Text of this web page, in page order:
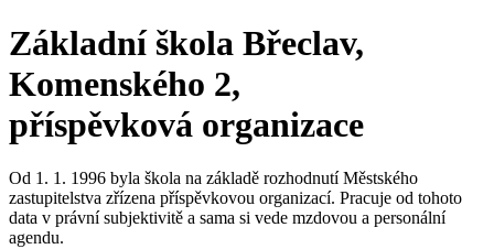
Základní škola Břeclav,
Komenského 2,
příspěvková organizace
Od 1. 1. 1996 byla škola na základě rozhodnutí Městského
zastupitelstva zřízena příspěvkovou organizací. Pracuje od tohoto
data v právní subjektivitě a sama si vede mzdovou a personální
agendu.